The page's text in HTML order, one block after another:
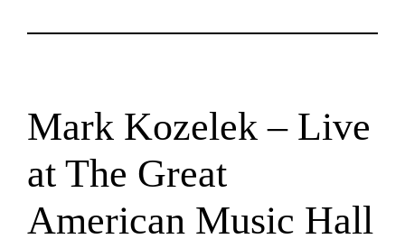
Mark Kozelek – Live
at The Great
American Music Hall